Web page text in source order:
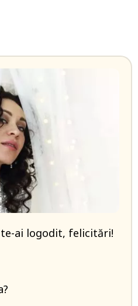
ai logodit, felicitări!